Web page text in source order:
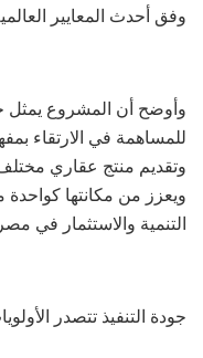
وفق أحدث المعايير
للمساهمة في الارتقاء
وتقديم منتج عقاري
ويعزز من مكانتها
التنمية والاستثمار في مصر
جودة التنفيذ تتصدر